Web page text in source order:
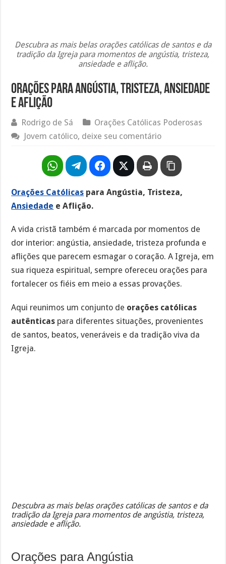
Descubra as mais belas orações católicas de santos e da
tradição da Igreja para momentos de angústia, tristeza,
ansiedade e aflição.
Orações para Angústia, Tristeza, Ansiedade
e Aflição
Rodrigo de Sá
Orações Católicas Poderosas
Jovem católico, deixe seu comentário
Orações Católicas para Angústia, Tristeza,
Ansiedade e Aflição.
A vida cristã também é marcada por momentos de
dor interior: angústia, ansiedade, tristeza profunda e
aflições que parecem esmagar o coração. A Igreja, em
sua riqueza espiritual, sempre ofereceu orações para
fortalecer os fiéis em meio a essas provações.
Aqui reunimos um conjunto de orações católicas
autênticas para diferentes situações, provenientes
de santos, beatos, veneráveis e da tradição viva da
Igreja.
Descubra as mais belas orações católicas de santos e da
tradição da Igreja para momentos de angústia, tristeza,
ansiedade e aflição.
Orações para Angústia